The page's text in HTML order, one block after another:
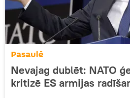
Pasaulē
Nevajag dublēt: NATO
kritizē ES armijas